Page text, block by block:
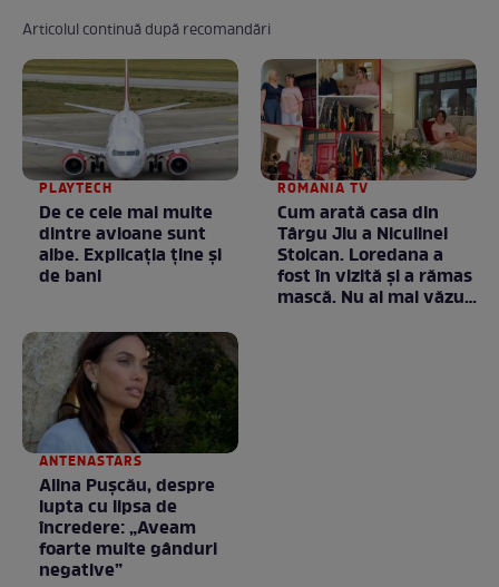
Articolul continuă după recomandări
PLAYTECH
De ce cele mai multe
dintre avioane sunt
albe. Explicația ține și
de bani
ROMANIA TV
Cum arată casa din
Târgu Jiu a Niculinei
Stoican. Loredana a
fost în vizită și a rămas
mască. Nu ai mai văzut
ANTENASTARS
Alina Pușcău, despre
lupta cu lipsa de
încredere: „Aveam
foarte multe gânduri
negative”